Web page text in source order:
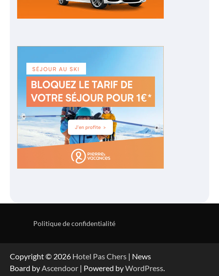
Politique de confidentialité
Copyright © 2026 Hotel Pas Chers | News
Board byAscendoor | Powered byWordPress.